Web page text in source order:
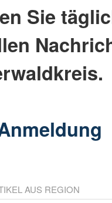
Sie
AUS REGION